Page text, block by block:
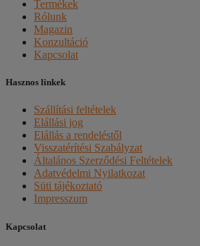
Termékek
Rólunk
Magazin
Konzultáció
Kapcsolat
Hasznos linkek
Szállítási feltételek
Elállási jog
Elállás a rendeléstől
Visszatérítési Szabályzat
Általános Szerződési Feltételek
Adatvédelmi Nyilatkozat
Süti tájékoztató
Impresszum
Kapcsolat